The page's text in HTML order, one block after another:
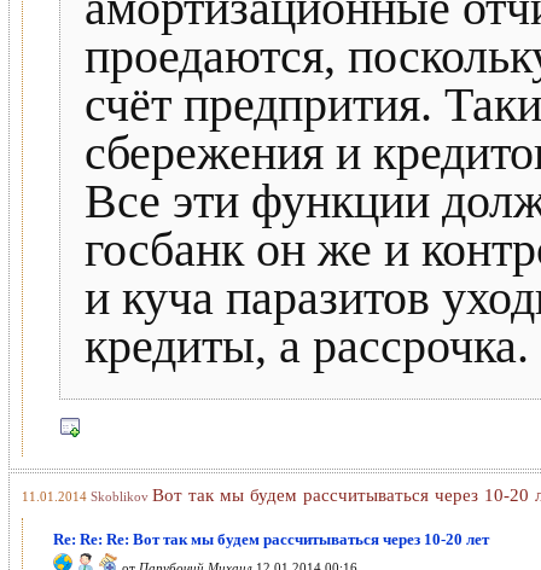
проедаются,
счёт предпрития.
сбережения и
Все эти функции
госбанк он же и
и куча паразитов
кредиты, а рассрочка.
11.01.2014 Skoblikov Вот так мы будем рассчитываться через 10-20
Re: Re: Re: Вот так мы будем рассчитываться через 10-20 лет